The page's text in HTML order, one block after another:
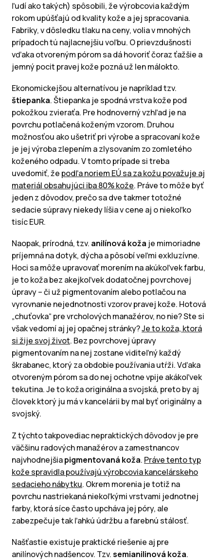
ľudí ako takých) spôsobili, že výrobcovia každým
rokom upúšťajú od kvality kože a jej spracovania.
Fabriky, v dôsledku tlaku na ceny, volia v mnohých
prípadoch tú najlacnejšiu voľbu. O prievzdušnosti
vďaka otvoreným pórom sa dá hovoriť čoraz ťažšie a
jemný pocit pravej kože pozná už len málokto.
Ekonomickejšou alternatívou je napríklad tzv.
štiepanka. Štiepanka je spodná vrstva kože pod
pokožkou zvieraťa. Pre hodnoverný vzhľad je na
povrchu potlačená koženým vzorom. Druhou
možnosťou ako ušetriť pri výrobe a spracovaní kože
je jej výroba zlepením a zlysovaním zo zomletého
koženého odpadu. V tomto prípade si treba
uvedomiť, že podľa noriem EÚ sa za kožu považuje aj
materiál obsahujúci iba 80% kože. Práve to môže byť
jeden z dôvodov, prečo sa dve takmer totožné
sedacie súpravy niekedy líšia v cene aj o niekoľko
tisíc EUR.
Naopak, prírodná, tzv. anilínová koža je mimoriadne
príjemná na dotyk, dýcha a pôsobí veľmi exkluzívne.
Hoci sa môže upravovať morením na akúkoľvek farbu,
je to koža bez akejkoľvek dodatočnej povrchovej
úpravy – či už pigmentovaním alebo potlačou na
vyrovnanie nejednotnosti vzorov pravej kože. Hotová
„chuťovka“ pre vrcholových manažérov, no nie? Ste si
však vedomí aj jej opačnej stránky?Je to koža, ktorá
si žije svoj život. Bez povrchovej úpravy
pigmentovaním na nej zostane viditeľný každý
škrabanec, ktorý za obdobie používania utŕži. Vďaka
otvoreným pórom sa do nej ochotne vpije akákoľvek
tekutina. Je to koža originálna a svojská, preto by aj
človek ktorý ju má v kancelárii by mal byť originálny a
svojský.
Z týchto takpovediac nepraktických dôvodov je pre
väčšinu radových manažérov a zamestnancov
najvhodnejšiapigmentovaná koža. Práve tento typ
kože spravidla používajú výrobcovia kancelárskeho
sedacieho nábytku. Okrem morenia je totiž na
povrchu nastriekaná niekoľkými vrstvami jednotnej
farby, ktorá síce často upcháva jej póry, ale
zabezpečuje tak ľahkú údržbu a farebnú stálosť.
Našťastie existuje praktické riešenie aj pre
anilínových nadšencov. Tzv.semianilinová koža.